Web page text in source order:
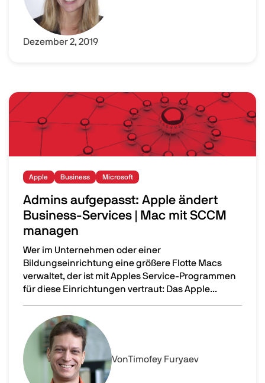
Dezember 2, 2019
Image
Apple Business Microsoft
Admins aufgepasst: Apple ändert
Business-Services | Mac mit SCCM
managen
Wer im Unternehmen oder einer
Bildungseinrichtung eine größere Flotte Macs
verwaltet, der ist mit Apples Service-Programmen
für diese Einrichtungen vertraut: Das Apple...
Admins aufgepasst: Apple ändert Business-Services |
Image
VonTimofey Furyaev